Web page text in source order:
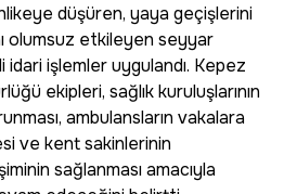
düşüren, yaya geçişlerini
olumsuz etkileyen seyyar
idari işlemler uygulandı. Kepez
ekipleri, sağlık kuruluşlarının
ambulansların vakalara
ve kent sakinlerinin
sağlanması amacıyla